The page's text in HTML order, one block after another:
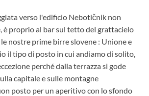
verso l'edificio Nebotičnik non
è proprio al bar sul tetto del grattacielo
nostre prime birre slovene : Unione e
il tipo di posto in cui andiamo di solito,
perché dalla terrazza si gode
capitale e sulle montagne
posto per un aperitivo con lo sfondo